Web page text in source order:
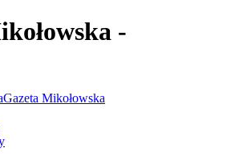
-
Gazeta Mikołowska